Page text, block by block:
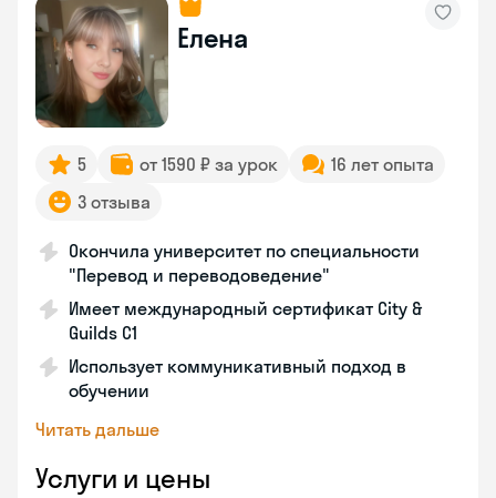
Елена
5 от 1590 ₽ за урок
16 лет опыта
3 отзыва
Окончила университет по специальности
"Перевод и переводоведение"
Имеет международный сертификат City &
Guilds C1
Использует коммуникативный подход в
обучении
Читать дальше
Услуги и цены